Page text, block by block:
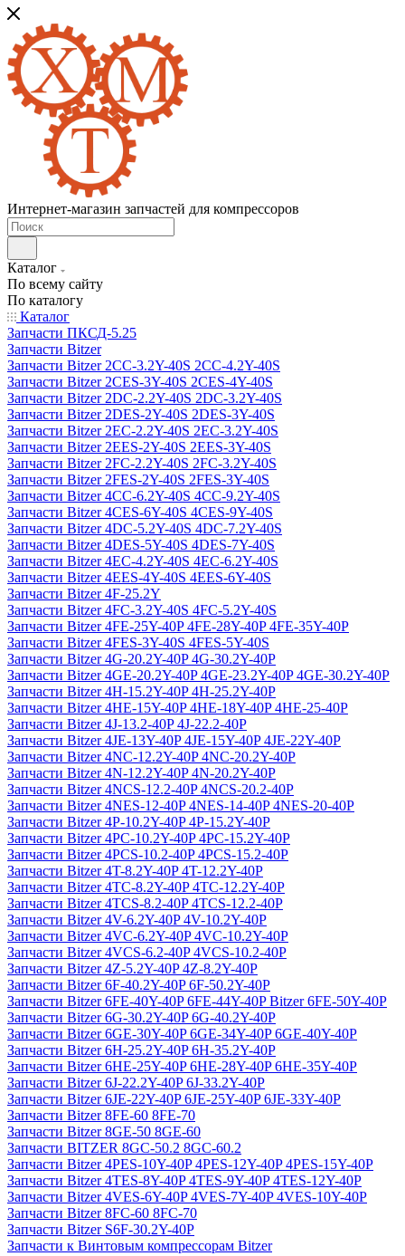
Интернет-магазин запчастей для компрессоров
Каталог
По всему сайту
По каталогу
Каталог
Запчасти ПКСД-5.25
Запчасти Bitzer
Запчасти Bitzer 2CC-3.2Y-40S 2CC-4.2Y-40S
Запчасти Bitzer 2CES-3Y-40S 2CES-4Y-40S
Запчасти Bitzer 2DC-2.2Y-40S 2DC-3.2Y-40S
Запчасти Bitzer 2DES-2Y-40S 2DES-3Y-40S
Запчасти Bitzer 2EC-2.2Y-40S 2EC-3.2Y-40S
Запчасти Bitzer 2EES-2Y-40S 2EES-3Y-40S
Запчасти Bitzer 2FC-2.2Y-40S 2FC-3.2Y-40S
Запчасти Bitzer 2FES-2Y-40S 2FES-3Y-40S
Запчасти Bitzer 4CC-6.2Y-40S 4CC-9.2Y-40S
Запчасти Bitzer 4CES-6Y-40S 4CES-9Y-40S
Запчасти Bitzer 4DC-5.2Y-40S 4DC-7.2Y-40S
Запчасти Bitzer 4DES-5Y-40S 4DES-7Y-40S
Запчасти Bitzer 4EC-4.2Y-40S 4EC-6.2Y-40S
Запчасти Bitzer 4EES-4Y-40S 4EES-6Y-40S
Запчасти Bitzer 4F-25.2Y
Запчасти Bitzer 4FC-3.2Y-40S 4FC-5.2Y-40S
Запчасти Bitzer 4FE-25Y-40P 4FE-28Y-40P 4FE-35Y-40P
Запчасти Bitzer 4FES-3Y-40S 4FES-5Y-40S
Запчасти Bitzer 4G-20.2Y-40P 4G-30.2Y-40P
Запчасти Bitzer 4GE-20.2Y-40P 4GE-23.2Y-40P 4GE-30.2Y-40P
Запчасти Bitzer 4H-15.2Y-40P 4H-25.2Y-40P
Запчасти Bitzer 4HE-15Y-40P 4HE-18Y-40P 4HE-25-40P
Запчасти Bitzer 4J‐13.2-40P 4J‐22.2-40P
Запчасти Bitzer 4JE-13Y-40P 4JE-15Y-40P 4JE-22Y-40P
Запчасти Bitzer 4NC-12.2Y-40P 4NC-20.2Y-40P
Запчасти Bitzer 4N-12.2Y-40P 4N-20.2Y-40P
Запчасти Bitzer 4NCS-12.2-40P 4NCS-20.2-40P
Запчасти Bitzer 4NES-12-40P 4NES-14-40P 4NES-20-40P
Запчасти Bitzer 4P-10.2Y-40P 4P-15.2Y-40P
Запчасти Bitzer 4PC-10.2Y-40P 4PC-15.2Y-40P
Запчасти Bitzer 4PCS-10.2-40P 4PCS-15.2-40P
Запчасти Bitzer 4T-8.2Y-40P 4T-12.2Y-40P
Запчасти Bitzer 4TC-8.2Y-40P 4TC-12.2Y-40P
Запчасти Bitzer 4TCS-8.2-40P 4TCS-12.2-40P
Запчасти Bitzer 4V-6.2Y-40P 4V-10.2Y-40P
Запчасти Bitzer 4VC-6.2Y-40P 4VC-10.2Y-40P
Запчасти Bitzer 4VCS-6.2-40P 4VCS-10.2-40P
Запчасти Bitzer 4Z-5.2Y-40P 4Z-8.2Y-40P
Запчасти Bitzer 6F-40.2Y-40P 6F-50.2Y-40P
Запчасти Bitzer 6FE-40Y-40P 6FE-44Y-40P Bitzer 6FE-50Y-40P
Запчасти Bitzer 6G-30.2Y-40P 6G-40.2Y-40P
Запчасти Bitzer 6GE-30Y-40P 6GE-34Y-40P 6GE-40Y-40P
Запчасти Bitzer 6H-25.2Y-40P 6H-35.2Y-40P
Запчасти Bitzer 6HE-25Y-40P 6HE-28Y-40P 6HE-35Y-40P
Запчасти Bitzer 6J-22.2Y-40P 6J-33.2Y-40P
Запчасти Bitzer 6JE-22Y-40P 6JE-25Y-40P 6JE-33Y-40P
Запчасти Bitzer 8FE-60 8FE-70
Запчасти Bitzer 8GE-50 8GE-60
Запчасти BITZER 8GC-50.2 8GC-60.2
Запчасти Bitzer 4PES-10Y-40P 4PES-12Y-40P 4PES-15Y-40P
Запчасти Bitzer 4TES-8Y-40P 4TES-9Y-40P 4TES-12Y-40P
Запчасти Bitzer 4VES-6Y-40P 4VES-7Y-40P 4VES-10Y-40P
Запчасти Bitzer 8FC-60 8FC-70
Запчасти Bitzer S6F-30.2Y-40P
Запчасти к Винтовым компрессорам Bitzer